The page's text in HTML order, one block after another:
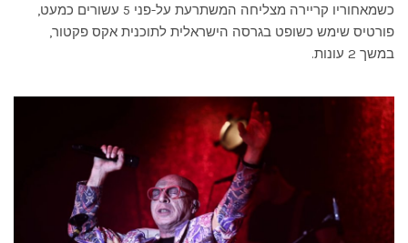
כשמאחוריו קריירה מצליחה המשתרעת על-פני 5 עשורים כמעט,
פורטיס שימש כשופט בגרסה הישראלית לתוכנית אקס פקטור,
במשך 2 עונות.